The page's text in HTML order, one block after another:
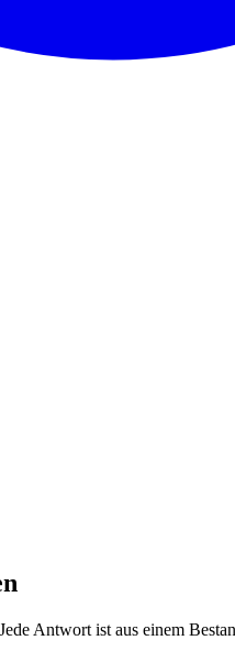
Antwort ist aus einem